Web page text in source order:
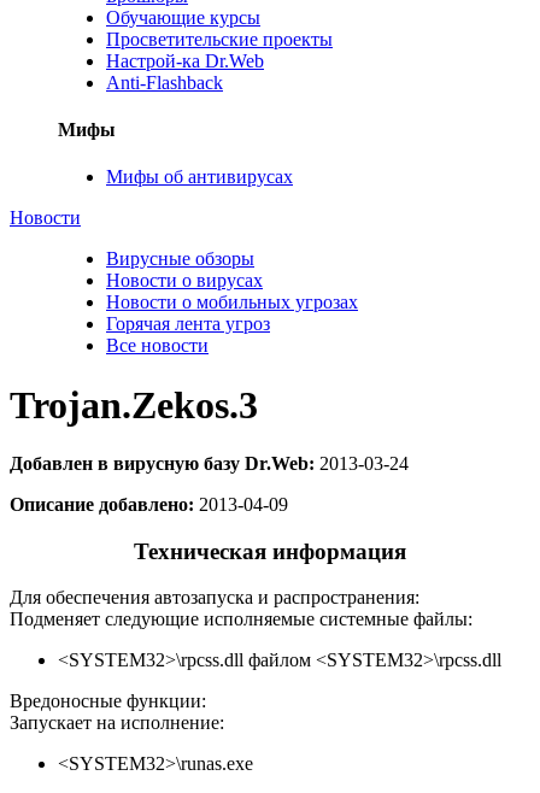
Обучающие курсы
Просветительские проекты
Настрой-ка Dr.Web
Anti-Flashback
Мифы
Мифы об антивирусах
Новости
Вирусные обзоры
Новости о вирусах
Новости о мобильных угрозах
Горячая лента угроз
Все новости
Trojan.Zekos.3
Добавлен в вирусную базу Dr.Web: 2013-03-24
Описание добавлено: 2013-04-09
Техническая информация
Для обеспечения автозапуска и распространения:
Подменяет следующие исполняемые системные файлы:
<SYSTEM32>\rpcss.dll файлом <SYSTEM32>\rpcss.dll
Вредоносные функции:
Запускает на исполнение:
<SYSTEM32>\runas.exe